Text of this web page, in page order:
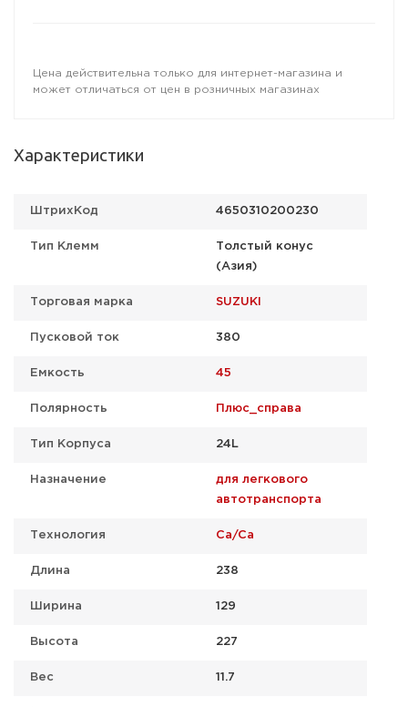
Цена действительна только для интернет-магазина и
может отличаться от цен в розничных магазинах
Характеристики
ШтрихКод 4650310200230
Тип Клемм
Толстый конус
(Азия)
Торговая марка SUZUKI
Пусковой ток 380
Емкость 45
Полярность Плюс_справа
Тип Корпуса 24L
Назначение
для легкового
автотранспорта
Технология Ca/Ca
Длина 238
Ширина 129
Высота 227
Вес 11.7